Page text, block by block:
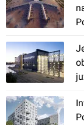
Gdynia, Inżyniera
[Białystok]